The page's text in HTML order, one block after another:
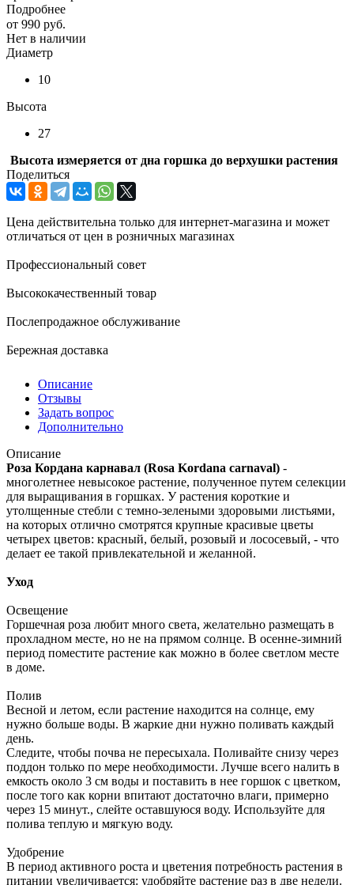
Подробнее
от 990 руб.
Нет в наличии
Диаметр
10
Высота
27
Высота измеряется от дна горшка до верхушки растения
Поделиться
Цена действительна только для интернет-магазина и может
отличаться от цен в розничных магазинах
Профессиональный совет
Высококачественный товар
Послепродажное обслуживание
Бережная доставка
Описание
Отзывы
Задать вопрос
Дополнительно
Описание
Роза Кордана карнавал (Rosa Kordana carnaval) -
многолетнее невысокое растение, полученное путем селекции
для выращивания в горшках. У растения короткие и
утолщенные стебли с темно-зелеными здоровыми листьями,
на которых отлично смотрятся крупные красивые цветы
четырех цветов: красный, белый, розовый и лососевый, - что
делает ее такой привлекательной и желанной.
Уход
Освещение
Горшечная роза любит много света, желательно размещать в
прохладном месте, но не на прямом солнце. В осенне-зимний
период поместите растение как можно в более светлом месте
в доме.
Полив
Весной и летом, если растение находится на солнце, ему
нужно больше воды. В жаркие дни нужно поливать каждый
день.
Следите, чтобы почва не пересыхала. Поливайте снизу через
поддон только по мере необходимости. Лучше всего налить в
емкость около 3 см воды и поставить в нее горшок с цветком,
после того как корни впитают достаточно влаги, примерно
через 15 минут., слейте оставшуюся воду. Используйте для
полива теплую и мягкую воду.
Удобрение
В период активного роста и цветения потребность растения в
питании увеличивается: удобряйте растение раз в две недели.